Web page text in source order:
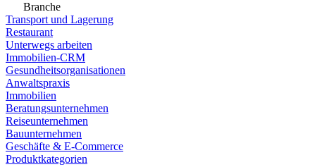
Branche
Transport und Lagerung
Restaurant
Unterwegs arbeiten
Immobilien-CRM
Gesundheitsorganisationen
Anwaltspraxis
Immobilien
Beratungsunternehmen
Reiseunternehmen
Bauunternehmen
Geschäfte & E-Commerce
Produktkategorien